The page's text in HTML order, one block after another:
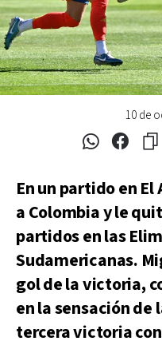
10 de
En un partido en
a Colombia y le
partidos en las
Sudamericanas.
gol de la victoria,
en la sensación de
tercera victoria